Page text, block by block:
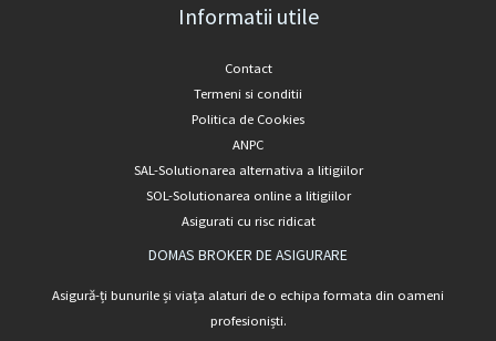
Informatii utile
Contact
Termeni si conditii
Politica de Cookies
ANPC
SAL-Solutionarea alternativa a litigiilor
SOL-Solutionarea online a litigiilor
Asigurati cu risc ridicat
DOMAS BROKER DE ASIGURARE
Asigură-ți bunurile și viața alaturi de o echipa formata din oameni
profesioniști.